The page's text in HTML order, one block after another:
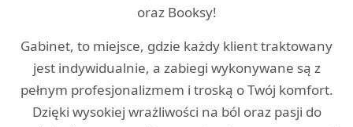
oraz Booksy!
Gabinet, to miejsce, gdzie każdy klient traktowany
jest indywidualnie, a zabiegi wykonywane są z
pełnym profesjonalizmem i troską o Twój komfort.
Dzięki wysokiej wrażliwości na ból oraz pasji do